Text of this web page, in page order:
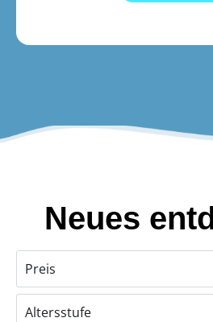
Neues
Preis
Altersstufe